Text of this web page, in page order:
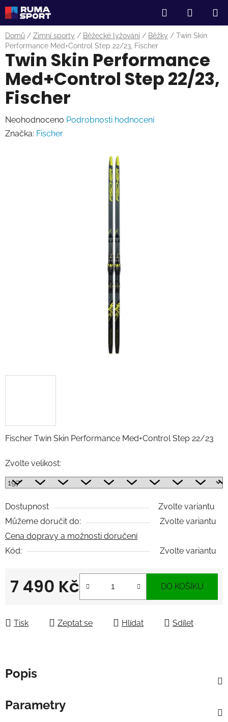
Přejít
na
obsah
Hledat
KOŠÍK
Domů / Zimní sporty / Běžecké lyžování / Běžky / Twin Skin
Performance Med+Control Step 22/23, Fischer
Fischer Twin Skin Performance Med+Control Step 22/23
Zvolte velikost:
Dostupnost
Zvolte variantu
Můžeme doručit do:
Zvolte variantu
Cena dopravy a možnosti doručení
Kód:
Zvolte variantu
7 490 Kč DO KOŠÍKU
Tisk Zeptat se Hlídat Sdílet
Twin Skin Performance
Med+Control Step 22/23,
Fischer
Průměrné
hodnocení
Neohodnoceno Podrobnosti hodnocení
Značka: Fischer
Popis
Parametry